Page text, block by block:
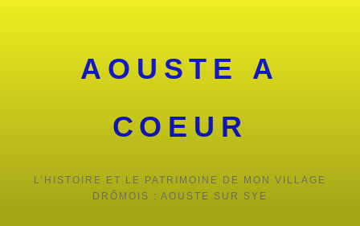
AOUSTE A
COEUR
L’HISTOIRE ET LE PATRIMOINE DE MON VILLAGE
DRÔMOIS : AOUSTE SUR SYE